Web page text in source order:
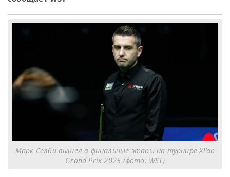
Марк Селби вышел в финальные этапы на турнире Xi’an
Grand Prix 2025 (фото: WST)